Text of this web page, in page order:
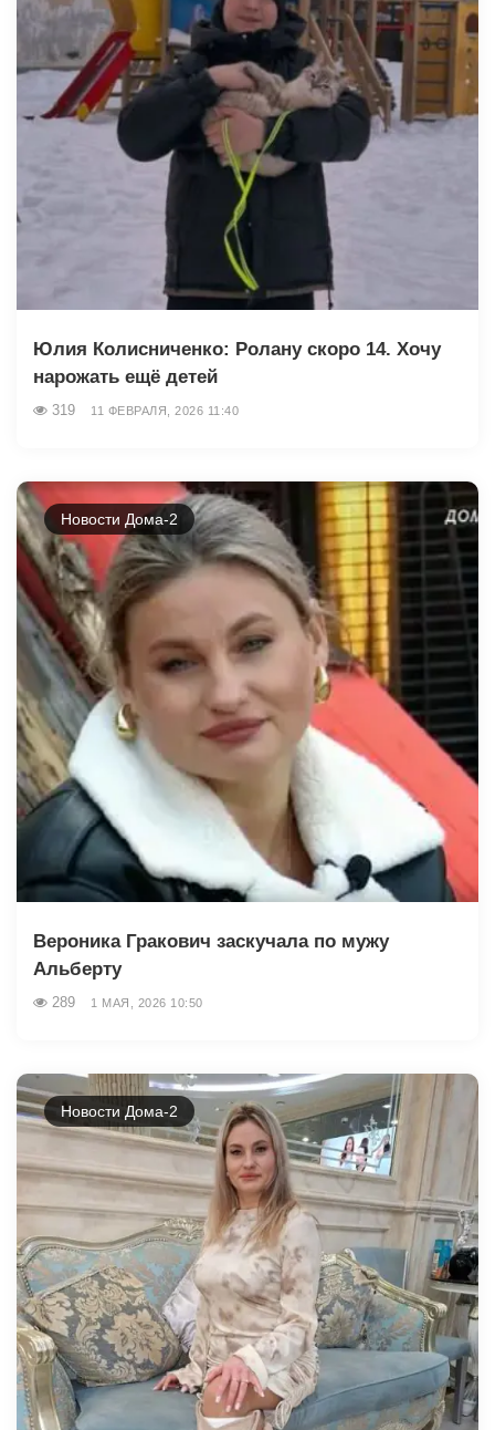
Юлия Колисниченко: Ролану скоро 14. Хочу
нарожать ещё детей
319 11 ФЕВРАЛЯ, 2026 11:40
Новости Дома-2
Вероника Гракович заскучала по мужу
Альберту
289 1 МАЯ, 2026 10:50
Новости Дома-2